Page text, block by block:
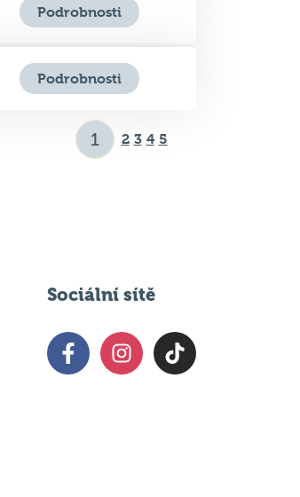
Podrobnosti
Podrobnosti
2 3 4 5
Sociální sítě